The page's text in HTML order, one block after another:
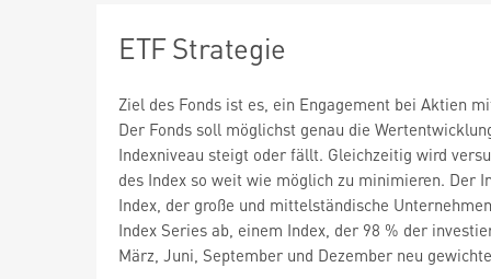
ETF Strategie
Ziel des Fonds ist es, ein Engagement bei Aktien
Der Fonds soll möglichst genau die
Indexniveau steigt oder fällt. Gleichzeitig wird
des Index so weit wie möglich zu minimieren. Der
Index, der große und mittelständische
Index Series ab, einem Index, der 98 % der
März, Juni, September und Dezember neu